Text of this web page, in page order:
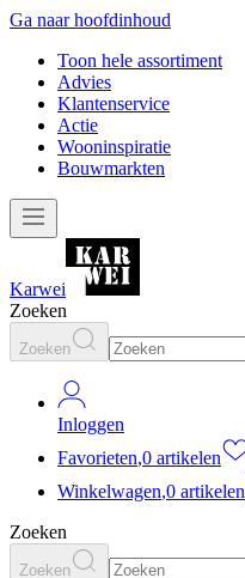
Ga naar hoofdinhoud
Toon hele assortiment
Advies
Klantenservice
Actie
Wooninspiratie
Bouwmarkten
Karwei
Zoeken
Zoeken
Inloggen
Favorieten,0 artikelen
Winkelwagen,0 artikelen
Zoeken
Zoeken